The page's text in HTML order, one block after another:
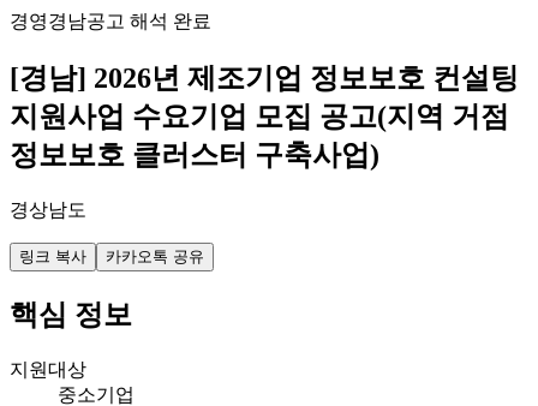
경영경남공고 해석 완료
[경남] 2026년 제조기업 정보보호 컨설팅
지원사업 수요기업 모집 공고(지역 거점
정보보호 클러스터 구축사업)
경상남도
링크 복사 카카오톡 공유
핵심 정보
지원대상
중소기업